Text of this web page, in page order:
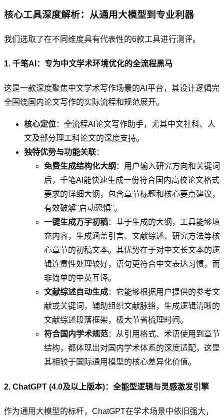
核心工具深度解析：从通用大模型到专业利器
我们选取了在不同维度具有代表性的6款工具进行测评。
1. 千笔AI：专为中文学术环境优化的全流程黑马
这是一款深度聚焦中文学术写作场景的AI平台，其设计逻辑完
全围绕国内论文写作的实际流程和规范展开。
核心定位：全流程AI论文写作助手，尤其中文社科、人
文及部分理工科论文的深度支持。
独特优势与功能关联：
免费生成结构化大纲 ：用户输入研究方向和关键词
后，千笔AI能快速生成一份符合国内高校论文格式
要求的详细大纲，包含章节标题和核心要点建议，
有效破解"启动恐惧"。
一键生成万字初稿：基于生成的大纲，工具能够填
充内容，生成涵盖引言、文献综述、研究方法等核
心章节的初稿文本。其优势在于对中文长文本的逻
辑连贯性处理较好，语句更符合中文表达习惯，而
非简单的中英互译。
文献综述自动生成：它能够根据用户提供的参考文
献或关键词，辅助组织文献脉络，生成逻辑清晰的
文献综述段落框架，极大节省梳理时间。
符合国内学术规范：从引用格式、术语使用到章节
结构，都体现出对国内学术体系的深度适配，这是
其相较于国际通用模型的核心差异化价值。
2. ChatGPT (4.0及以上版本)：全能型逻辑与灵感激发引擎
作为通用大模型的标杆，ChatGPT在学术场景中依旧强大，